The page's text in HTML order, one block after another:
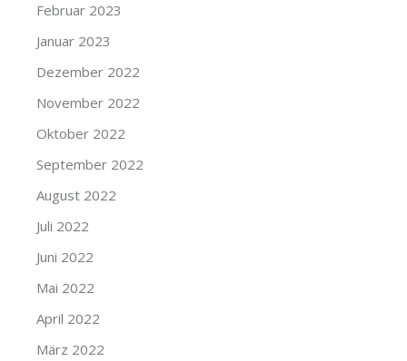
Februar 2023
Januar 2023
Dezember 2022
November 2022
Oktober 2022
September 2022
August 2022
Juli 2022
Juni 2022
Mai 2022
April 2022
März 2022